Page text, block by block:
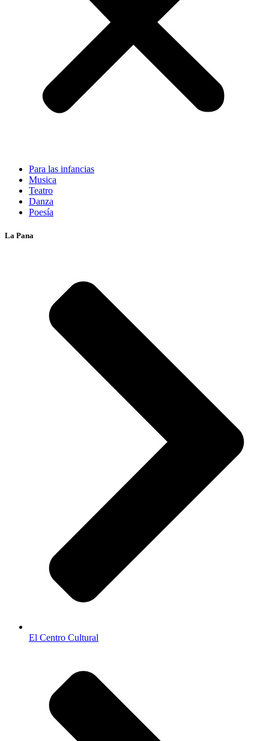
Para las infancias
Musica
Teatro
Danza
Poesía
La Pana
El Centro Cultural